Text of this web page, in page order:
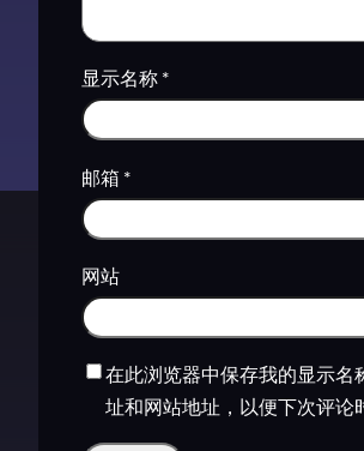
显示名称 *
邮箱 *
网站
在此浏览器中保存我的显示名
址和网站地址，以便下次评论